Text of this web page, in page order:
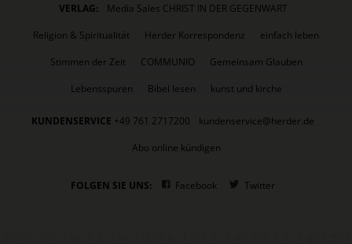
VERLAG:
Media Sales CHRIST IN DER GEGENWART
Religion & Spiritualität
Herder Korrespondenz
einfach leben
Stimmen der Zeit
COMMUNIO
Gemeinsam Glauben
Lebensspuren
Bibel lesen kunst und kirche
KUNDENSERVICE +49 761 2717200
kundenservice@herder.de
Abo online kündigen
FOLGEN SIE UNS: Facebook Twitter